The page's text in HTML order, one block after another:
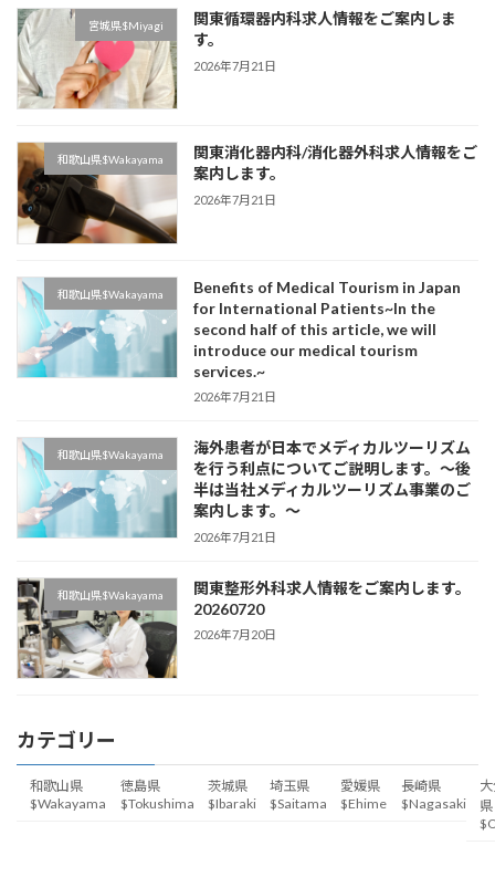
宮城県$Miyagi
関東循環器内科求人情報をご案内しま
す。
2026年7月21日
和歌山県$Wakayama
関東消化器内科/消化器外科求人情報をご
案内します。
2026年7月21日
和歌山県$Wakayama
Benefits of Medical Tourism in Japan
for International Patients~In the
second half of this article, we will
introduce our medical tourism
services.~
2026年7月21日
和歌山県$Wakayama
海外患者が日本でメディカルツーリズム
を行う利点についてご説明します。～後
半は当社メディカルツーリズム事業のご
案内します。～
2026年7月21日
和歌山県$Wakayama
関東整形外科求人情報をご案内します。
20260720
2026年7月20日
カテゴリー
和歌山県
$Wakayama
徳島県
$Tokushima
茨城県
$Ibaraki
埼玉県
$Saitama
愛媛県
$Ehime
長崎県
$Nagasaki
県